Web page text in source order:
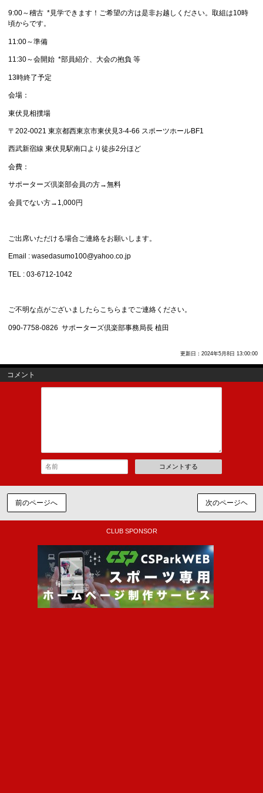
9:00～稽古 *見学できます！ご希望の方は是非お越しください。取組は10時
頃からです。
11:00～準備
11:30～会開始 *部員紹介、大会の抱負 等
13時終了予定
会場：
東伏見相撲場
〒202-0021 東京都西東京市東伏見3-4-66 スポーツホールBF1
西武新宿線 東伏見駅南口より徒歩2分ほど
会費：
サポーターズ倶楽部会員の方→無料
会員でない方→1,000円
ご出席いただける場合ご連絡をお願いします。
Email : wasedasumo100@yahoo.co.jp
TEL : 03-6712-1042
ご不明な点がございましたらこちらまでご連絡ください。
090-7758-0826 サポーターズ倶楽部事務局長 植田
更新日：2024年5月8日 13:00:00
コメント
コメントする
前のページへ 次のページヘ
CLUB SPONSOR